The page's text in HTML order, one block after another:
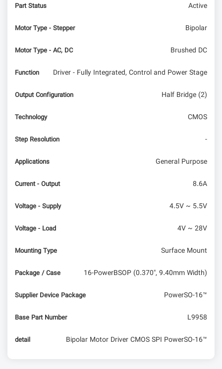
Part Status Active
Motor Type - Stepper Bipolar
Motor Type - AC, DC Brushed DC
Function Driver - Fully Integrated, Control and Power Stage
Output Configuration Half Bridge (2)
Technology CMOS
Step Resolution -
Applications General Purpose
Current - Output 8.6A
Voltage - Supply 4.5V ~ 5.5V
Voltage - Load 4V ~ 28V
Mounting Type Surface Mount
Package / Case 16-PowerBSOP (0.370", 9.40mm Width)
Supplier Device Package PowerSO-16™
Base Part Number L9958
detail Bipolar Motor Driver CMOS SPI PowerSO-16™